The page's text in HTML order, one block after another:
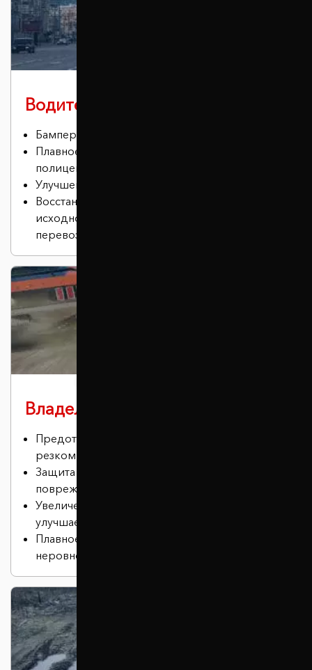
Водителю в городе
Бампер не задевает бордюры.
Плавное преодоление лежачих
полицейских.
Улучшение проходимости
Восстановление положения кузова в
исходное состояние (актуально для
перевозки грузов или установки ГБО).
Владельцам спорткаров
Предотвращение эффекта кивка при
резком торможении.
Защита нижней части автомобиля от
повреждений.
Увеличение дорожного просвета, что
улучшает проходимость.
Плавное и бесшумное преодоление
неровностей.